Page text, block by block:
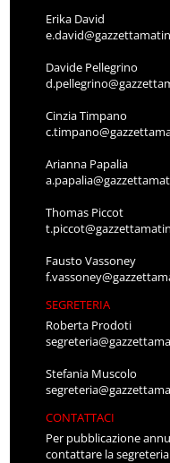
Erika David
Davide Pellegrino
Cinzia Timpano
Arianna Papalia
Thomas Piccot
Fausto Vassoney
SEGRETERIA
Roberta Prodoti
Stefania Muscolo
CONTATTACI
Per pubblicazione
contattare la